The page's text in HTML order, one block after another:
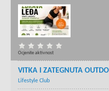
Ocjenite aktivnost
VITKA I ZATEGNUTA
Lifestyle Club